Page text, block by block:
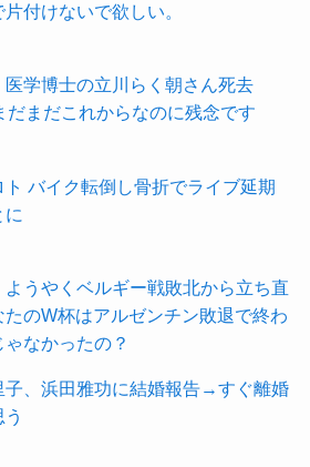
片付けないで欲しい。
医学博士の立川らく朝さん死去
まだこれからなのに残念です
ト バイク転倒し骨折でライブ延期
に
ようやくベルギー戦敗北から立ち直
のW杯はアルゼンチン敗退で終わ
ゃなかったの？
子、浜田雅功に結婚報告→すぐ離婚